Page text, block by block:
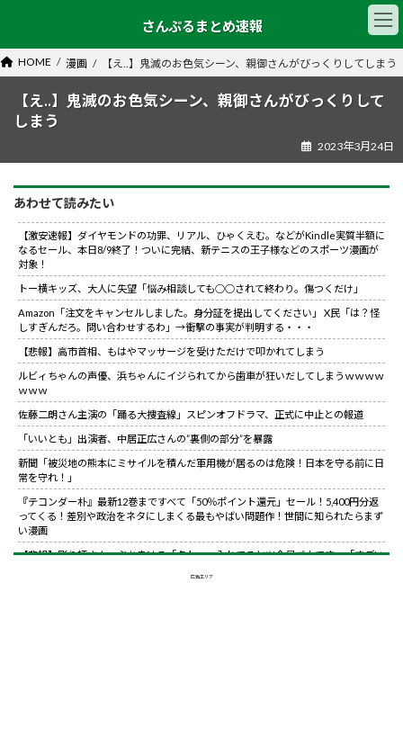
ン
ツ
ー
シ
さんぷるまとめ速報
HOME 漫画 【え..】鬼滅のお色気シーン、親御さんがびっくりしてしまう
【え..】鬼滅のお色気シーン、親御さんがびっくりして
しまう
2023年3月24日
あわせて読みたい
【激安速報】ダイヤモンドの功罪、リアル、ひゃくえむ。などがKindle実質半額に
なるセール、本日8/9終了！ついに完結、新テニスの王子様などのスポーツ漫画が
対象！
トー横キッズ、大人に失望「悩み相談しても○○されて終わり。傷つくだけ」
Amazon「注文をキャンセルしました。身分証を提出してください」 X民「は？怪
しすぎんだろ。問い合わせするわ」→衝撃の事実が判明する・・・
【悲報】高市首相、もはやマッサージを受けただけで叩かれてしまう
ルビィちゃんの声優、浜ちゃんにイジられてから歯車が狂いだしてしまうｗｗｗｗ
ｗｗｗ
佐藤二朗さん主演の「踊る大捜査線」スピンオフドラマ、正式に中止との報道
「いいとも」出演者、中居正広さんの”裏側の部分”を暴露
新聞「被災地の熊本にミサイルを積んだ軍用機が居るのは危険！日本を守る前に日
常を守れ！」
『テコンダー朴』最新12巻まですべて「50％ポイント還元」セール！5,400円分返
ってくる！差別や政治をネタにしまくる最もやばい問題作！世間に知られたらまず
い漫画
【悲報】彫り師さん、ぶちまける「タトゥー入れてるヤツ全員バカです」「すごい
広告エリア